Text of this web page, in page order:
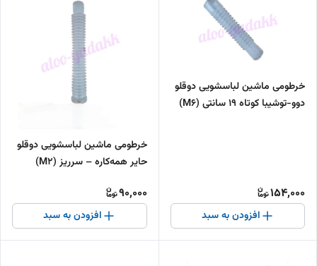
خرطومی ماشین لباسشویی دوقلو
دوو-توشیبا کوتاه ۱۹ سانتی (M6)
154,000
افزودن به سبد
خرطومی ماشین لباسشویی دوقلو
حایر همه‌کاره – سرریز (M2)
90,000
افزودن به سبد